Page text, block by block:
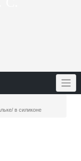
в силиконе